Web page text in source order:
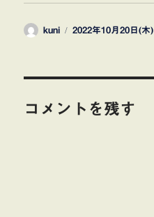
投
kuni
投
2022年10月20日(木)
コメントを残す